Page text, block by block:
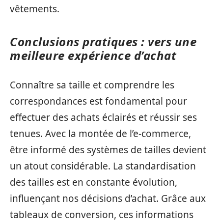
vêtements.
Conclusions pratiques : vers une
meilleure expérience d’achat
Connaître sa taille et comprendre les
correspondances est fondamental pour
effectuer des achats éclairés et réussir ses
tenues. Avec la montée de l’e-commerce,
être informé des systèmes de tailles devient
un atout considérable. La standardisation
des tailles est en constante évolution,
influençant nos décisions d’achat. Grâce aux
tableaux de conversion, ces informations